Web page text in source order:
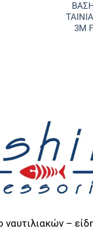
3M
ναυτιλιακών –